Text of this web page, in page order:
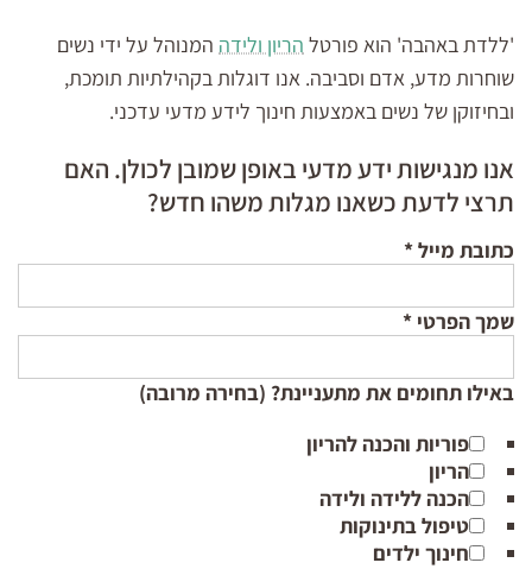
'ללדת באהבה' הוא פורטל הריון ולידה המנוהל על ידי נשים
שוחרות מדע, אדם וסביבה. אנו דוגלות בקהילתיות תומכת,
ובחיזוקן של נשים באמצעות חינוך לידע מדעי עדכני.
אנו מנגישות ידע מדעי באופן שמובן לכולן. האם
תרצי לדעת כשאנו מגלות משהו חדש?
כתובת מייל*
שמך הפרטי *
באילו תחומים את מתעניינת? (בחירה מרובה)
פוריות והכנה להריון
הריון
הכנה ללידה ולידה
טיפול בתינוקות
חינוך ילדים